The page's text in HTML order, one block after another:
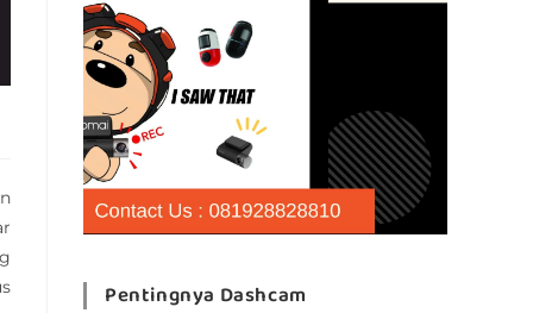
Pentingnya Dashcam